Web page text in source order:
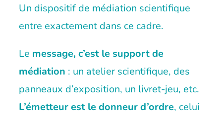
Un dispositif de médiation scientifique
entre exactement dans ce cadre.
Le message, c’est le support de
médiation : un atelier scientifique, des
panneaux d’exposition, un livret-jeu, etc.
L’émetteur est le donneur d’ordre, celui